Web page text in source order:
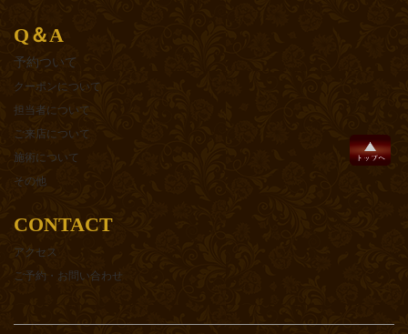
Q＆A
予約ついて
クーポンについて
担当者について
ご来店について
施術について
その他
CONTACT
アクセス
ご予約・お問い合わせ